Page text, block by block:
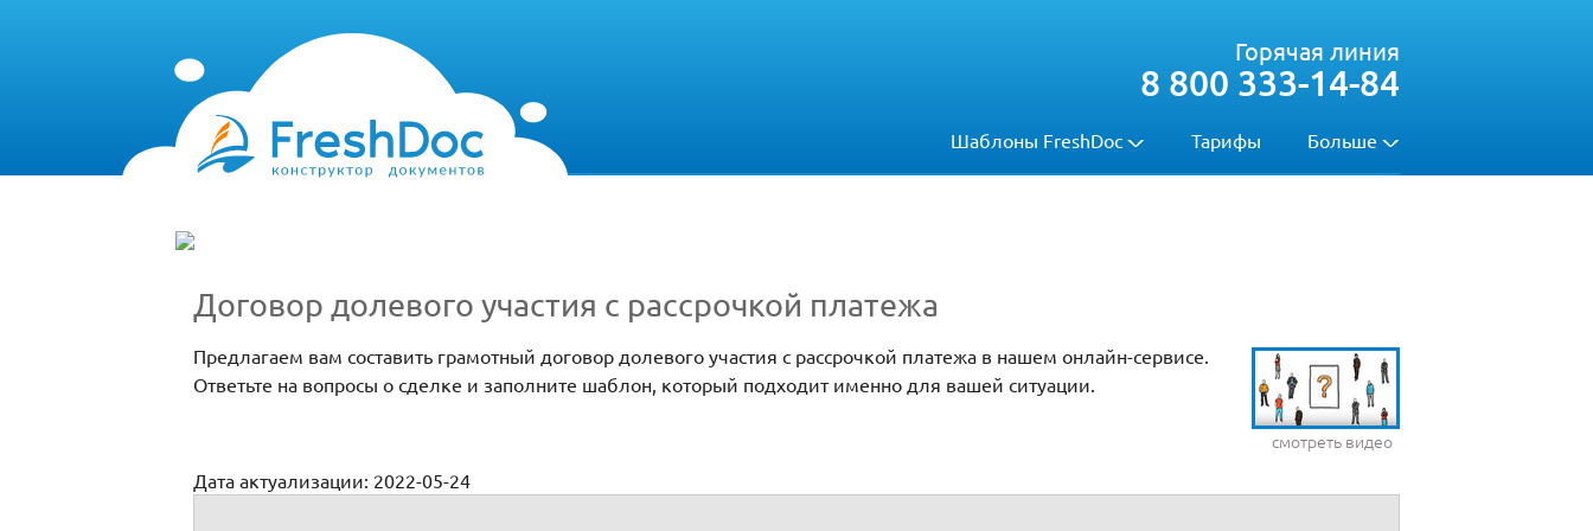
Шаблоны FreshDoc Тарифы Больше
Горячая линия
8 800 333-14-84
Договор долевого участия с рассрочкой платежа
смотреть видео
Предлагаем вам составить грамотный договор долевого участия с рассрочкой платежа в нашем онлайн-сервисе.
Ответьте на вопросы о сделке и заполните шаблон, который подходит именно для вашей ситуации.
Дата актуализации: 2022-05-24